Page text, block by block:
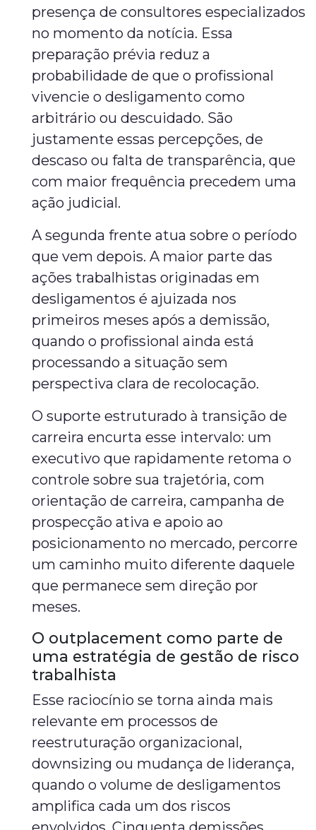
presença de consultores especializados
no momento da notícia. Essa
preparação prévia reduz a
probabilidade de que o profissional
vivencie o desligamento como
arbitrário ou descuidado. São
justamente essas percepções, de
descaso ou falta de transparência, que
com maior frequência precedem uma
ação judicial.
A segunda frente atua sobre o período
que vem depois. A maior parte das
ações trabalhistas originadas em
desligamentos é ajuizada nos
primeiros meses após a demissão,
quando o profissional ainda está
processando a situação sem
perspectiva clara de recolocação.
O suporte estruturado à transição de
carreira encurta esse intervalo: um
executivo que rapidamente retoma o
controle sobre sua trajetória, com
orientação de carreira, campanha de
prospecção ativa e apoio ao
posicionamento no mercado, percorre
um caminho muito diferente daquele
que permanece sem direção por
meses.
O outplacement como parte de
uma estratégia de gestão de risco
trabalhista
Esse raciocínio se torna ainda mais
relevante em processos de
reestruturação organizacional,
downsizing ou mudança de liderança,
quando o volume de desligamentos
amplifica cada um dos riscos